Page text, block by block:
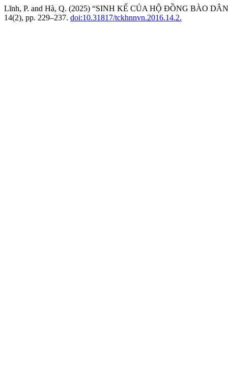
Lĩnh, P. and Hà, Q. (2025) “SINH KẾ CỦA HỘ ĐỒNG BÀO
14(2), pp. 229–237. doi:10.31817/tckhnnvn.2016.14.2.